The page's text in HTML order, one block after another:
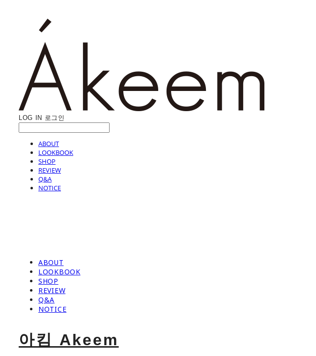
LOG IN 로그인
ABOUT
LOOKBOOK
SHOP
REVIEW
Q&A
NOTICE
ABOUT
LOOKBOOK
SHOP
REVIEW
Q&A
NOTICE
아킴 Akeem